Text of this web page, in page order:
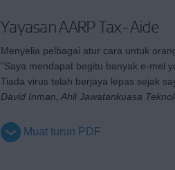
Yayasan AARP Tax-Aide
Menyelia pelbagai atur cara untuk
"Saya mendapat begitu banyak e-mel
Tiada virus telah berjaya lepas sejak
David Inman, Ahli Jawatankuasa
Muat turun PDF